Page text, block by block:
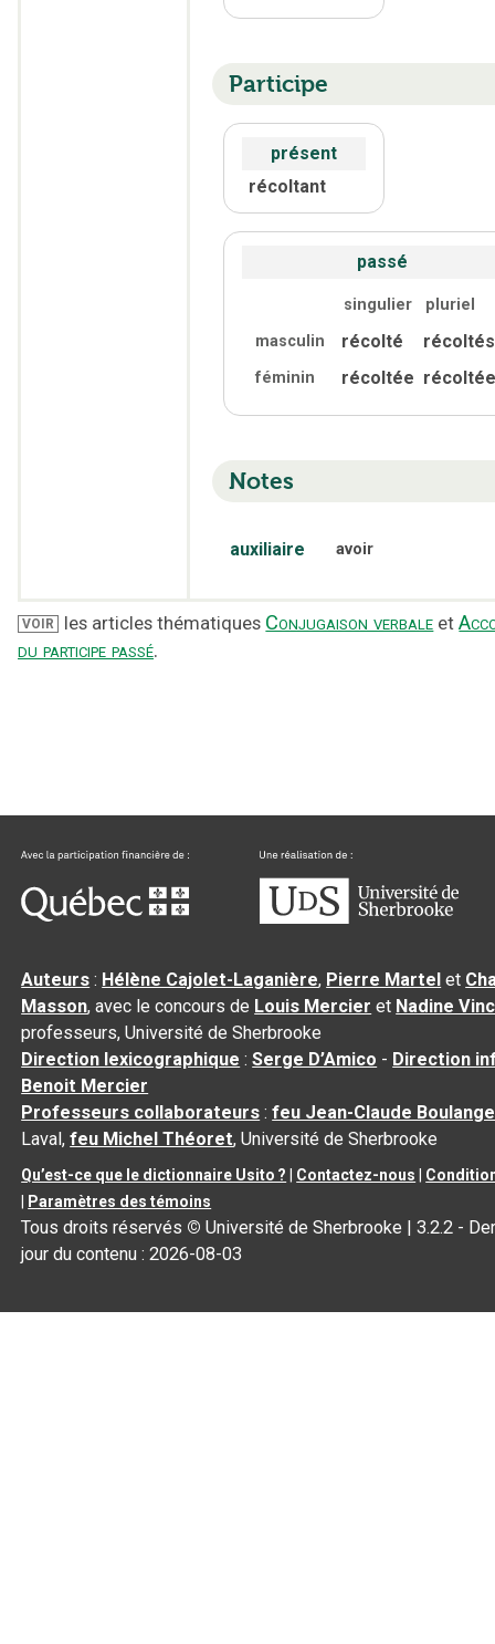
Participe
présent
récoltant
passé
singulier
pluriel
masculin
récolté récoltés
féminin récoltée
Notes
auxiliaire avoir
VOIR les articles thématiques Conjugaison verbale et
du participe passé.
Auteurs : Hélène Cajolet-Laganière, Pierre Martel et
Masson, avec le concours de Louis Mercier et Nadine
professeurs, Université de Sherbrooke
Direction lexicographique :Serge D’Amico - Direction
Benoit Mercier
Professeurs collaborateurs :feu Jean-Claude
Laval,feu Michel Théoret, Université de Sherbrooke
Qu’est-ce que le dictionnaire Usito ? Contactez-nous
Paramètres des témoins
Tous droits réservés © Université de Sherbrooke |3.2.2 -
jour du contenu :2026-08-03